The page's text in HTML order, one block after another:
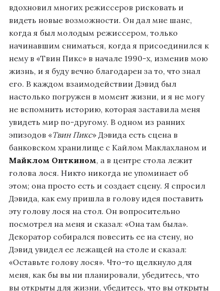
вдохновил многих режиссеров рисковать и
видеть новые возможности. Он дал мне шанс,
когда я был молодым режиссером, только
начинавшим сниматься, когда я присоединился к
нему в «Твин Пикс» в начале 1990-х, изменив мою
жизнь, и я буду вечно благодарен за то, что знал
его. В каждом взаимодействии Дэвид был
настолько погружен в момент жизни, и я не могу
не вспомнить историю, которая заставила меня
увидеть мир по-другому. В одном из ранних
эпизодов «Твин Пикс» Дэвида есть сцена в
банковском хранилище с Кайлом Маклахланом и
Майклом Онткином, а в центре стола лежит
голова лося. Никто никогда не упоминает об
этом; она просто есть и создает сцену. Я спросил
Дэвида, как ему пришла в голову идея поставить
эту голову лося на стол. Он вопросительно
посмотрел на меня и сказал: «Она там была».
Декоратор собирался повесить ее на стену, но
Дэвид увидел ее лежащей на столе и сказал:
«Оставьте голову лося». Что-то щелкнуло для
меня, как бы вы ни планировали, убедитесь, что
вы открыты для жизни, убедитесь, что вы открыты